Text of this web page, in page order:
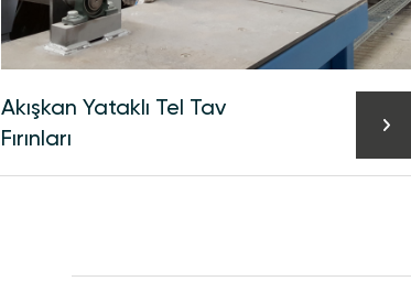
Akışkan Yataklı Tel Tav
Fırınları